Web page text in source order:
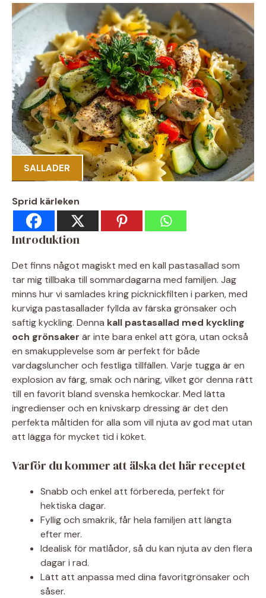
SALLADER
Sprid kärleken
Introduktion
Det finns något magiskt med en kall pastasallad som
tar mig tillbaka till sommardagarna med familjen. Jag
minns hur vi samlades kring picknickfilten i parken, med
kurviga pastasallader fyllda av färska grönsaker och
saftig kyckling. Denna kall pastasallad med kyckling
och grönsaker är inte bara enkel att göra, utan också
en smakupplevelse som är perfekt för både
vardagsluncher och festliga tillfällen. Varje tugga är en
explosion av färg, smak och näring, vilket gör denna rätt
till en favorit bland svenska hemkockar. Med lätta
ingredienser och en knivskarp dressing är det den
perfekta måltiden för alla som vill njuta av god mat utan
att lägga för mycket tid i köket.
Varför du kommer att älska det här receptet
Snabb och enkel att förbereda, perfekt för
hektiska dagar.
Fyllig och smakrik, får hela familjen att längta
efter mer.
Idealisk för matlådor, så du kan njuta av den flera
dagar i rad.
Lätt att anpassa med dina favoritgrönsaker och
såser.